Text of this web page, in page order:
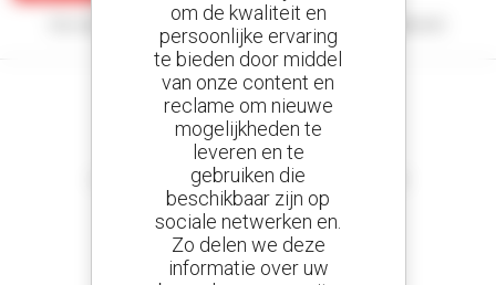
Uw zoekopdracht heeft geen enkel resultaat opgeleverd.
Stel meldingen in
en ontvang advertenties van tweedehandsmaterieel
om de kwaliteit en
persoonlijke ervaring
te bieden door middel
van onze content en
reclame om nieuwe
mogelijkheden te
leveren en te
gebruiken die
beschikbaar zijn op
sociale netwerken en.
Zo delen we deze
informatie over uw